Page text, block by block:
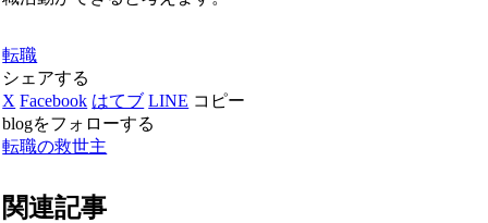
転職
シェアする
X Facebook はてブ LINE コピー
blogをフォローする
転職の救世主
関連記事